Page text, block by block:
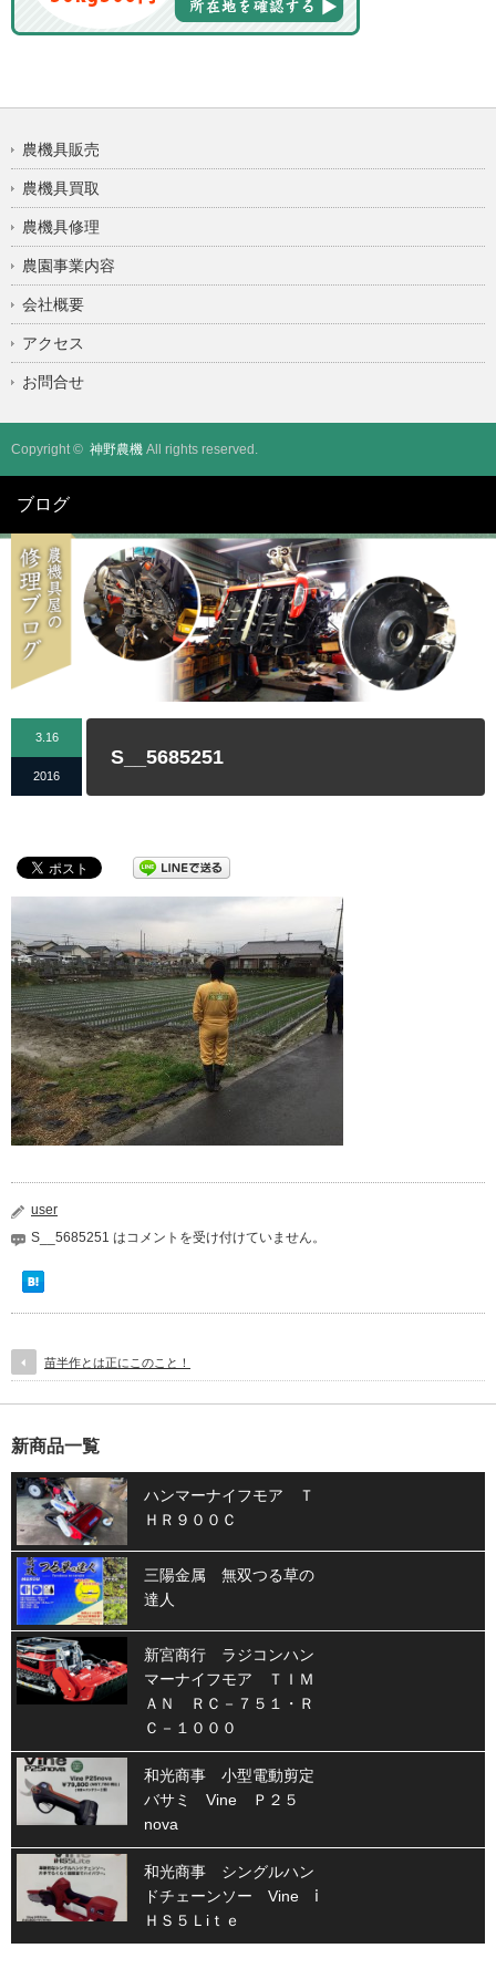
農機具販売
農機具買取
農機具修理
農園事業内容
会社概要
アクセス
お問合せ
Copyright © 神野農機 All rights reserved.
ブログ
3.16
2016
S__5685251
user
S__5685251 はコメントを受け付けていません。
苗半作とは正にこのこと！
新商品一覧
ハンマーナイフモア Ｔ
ＨＲ９００Ｃ
三陽金属 無双つる草の
達人
新宮商行 ラジコンハン
マーナイフモア ＴＩＭ
ＡＮ ＲＣ－７５１・Ｒ
Ｃ－１０００
和光商事 小型電動剪定
バサミ Vine Ｐ２５
nova
和光商事 シングルハン
ドチェーンソー Vine ⅰ
ＨＳ５Ｌiｔｅ